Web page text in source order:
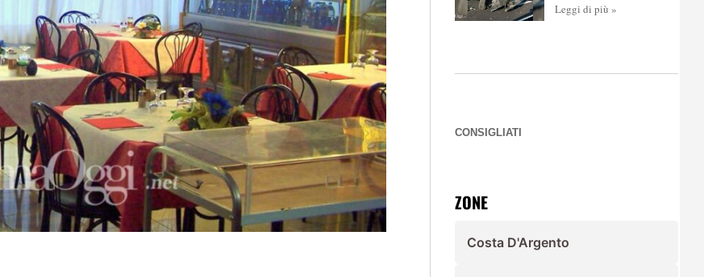
Leggi di più »
CONSIGLIATI
ZONE
Costa D'Argento